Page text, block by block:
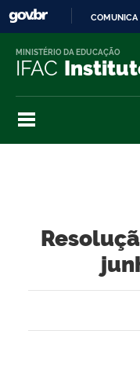
COMUNICA
IFAC
MINISTÉRIO DA EDUCAÇÃO